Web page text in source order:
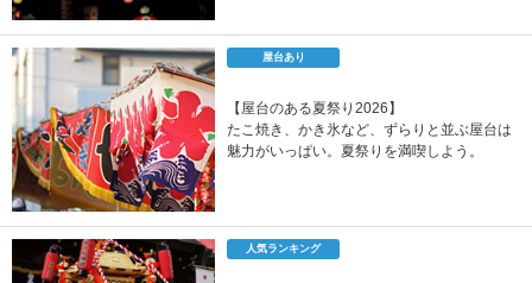
屋台あり
【屋台のある夏祭り2026】
たこ焼き、かき氷など、ずらりと並ぶ屋台は
魅力がいっぱい。夏祭りを満喫しよう。
人気ランキング